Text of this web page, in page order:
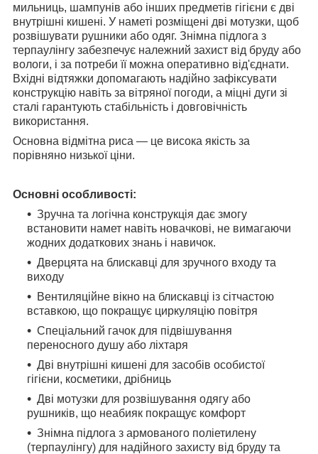
мильниць, шампунів або інших предметів гігієни є дві
внутрішні кишені. У наметі розміщені дві мотузки, щоб
розвішувати рушники або одяг. Знімна підлога з
терпаулінгу забезпечує належний захист від бруду або
вологи, і за потреби її можна оперативно від'єднати.
Вхідні відтяжки допомагають надійно зафіксувати
конструкцію навіть за вітряної погоди, а міцні дуги зі
сталі гарантують стабільність і довговічність
використання.
Основна відмітна риса — це висока якість за
порівняно низької ціни.
Основні особливості:
Зручна та логічна конструкція дає змогу
встановити намет навіть новачкові, не вимагаючи
жодних додаткових знань і навичок.
Дверцята на блискавці для зручного входу та
виходу
Вентиляційне вікно на блискавці із сітчастою
вставкою, що покращує циркуляцію повітря
Спеціальний гачок для підвішування
переносного душу або ліхтаря
Дві внутрішні кишені для засобів особистої
гігієни, косметики, дрібниць
Дві мотузки для розвішування одягу або
рушників, що неабияк покращує комфорт
Знімна підлога з армованого поліетилену
(терпаулінгу) для надійного захисту від бруду та